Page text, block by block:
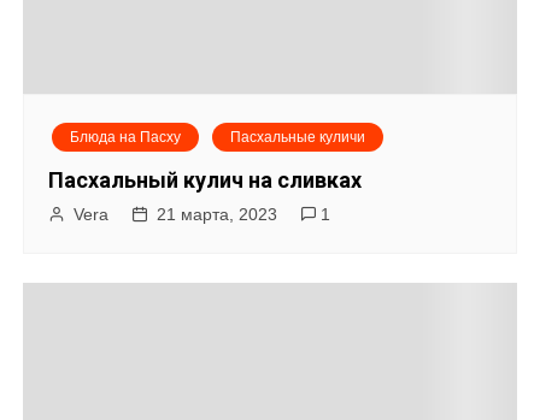
Блюда на Пасху Пасхальные куличи
Пасхальный кулич на сливках
Vera 21 марта, 2023 1